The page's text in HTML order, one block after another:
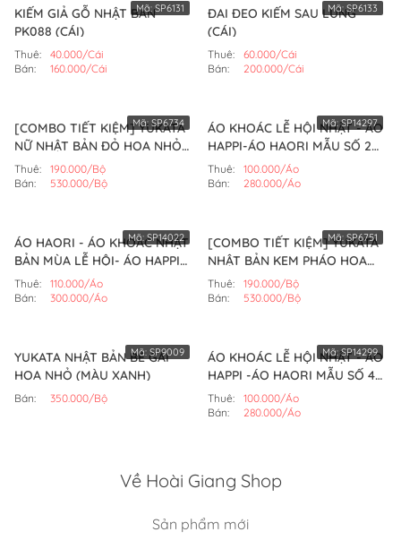
KIẾM GIẢ GỖ NHẬT BẢN
PK088 (CÁI)
Thuê:
40.000/Cái
Bán:
160.000/Cái
Mã:SP6131
ĐAI ĐEO KIẾM SAU LƯNG
(CÁI)
Thuê:
60.000/Cái
Bán:
200.000/Cái
Mã:SP6133
[COMBO TIẾT KIỆM] YUKATA
NỮ NHẬT BẢN ĐỎ HOA NHỎ
(BỘ)
Thuê:
190.000/Bộ
Bán:
530.000/Bộ
Mã: SP6734
ÁO KHOÁC LỄ HỘI NHẬT - ÁO
HAPPI-ÁO HAORI MẪU SỐ 2
(ÁO)
Thuê:
100.000/Áo
Bán:
280.000/Áo
Mã:SP14297
ÁO HAORI - ÁO KHOÁC NHẬT
BẢN MÙA LỄ HỘI- ÁO HAPPI
(MẪU SỐ 6)
Thuê:
110.000/Áo
Bán:
300.000/Áo
Mã:SP14022
[COMBO TIẾT KIỆM] YUKATA
NHẬT BẢN KEM PHÁO HOA
(BỘ)
Thuê:
190.000/Bộ
Bán:
530.000/Bộ
Mã:SP6751
YUKATA NHẬT BẢN BÉ GÁI
HOA NHỎ (MÀU XANH)
Bán: 350.000/Bộ
Mã: SP9009
ÁO KHOÁC LỄ HỘI NHẬT - ÁO
HAPPI -ÁO HAORI MẪU SỐ 4
(ÁO)
Thuê:
100.000/Áo
Bán:
280.000/Áo
Mã:SP14299
Về Hoài Giang Shop
Sản phẩm mới